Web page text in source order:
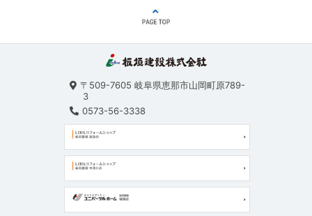
〒509-7605 岐阜県恵那市山岡町原789-
3
0573-56-3338